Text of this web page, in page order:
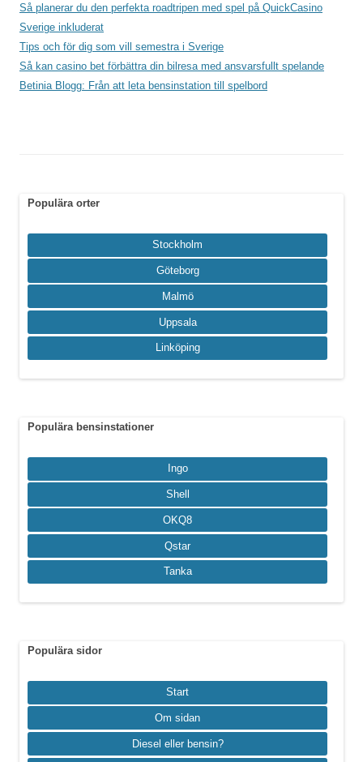
Så planerar du den perfekta roadtripen med spel på QuickCasino
Sverige inkluderat
Tips och för dig som vill semestra i Sverige
Så kan casino bet förbättra din bilresa med ansvarsfullt spelande
Betinia Blogg: Från att leta bensinstation till spelbord
Populära orter
Stockholm
Göteborg
Malmö
Uppsala
Linköping
Populära bensinstationer
Ingo
Shell
OKQ8
Qstar
Tanka
Populära sidor
Start
Om sidan
Diesel eller bensin?